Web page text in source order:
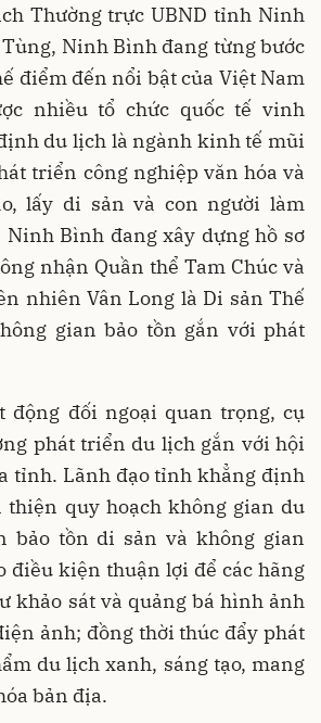
Thường trực UBND tỉnh Ninh
Ninh Bình đang từng bước
điểm đến nổi bật của Việt Nam
nhiều tổ chức quốc tế vinh
du lịch là ngành kinh tế mũi
triển công nghiệp văn hóa và
lấy di sản và con người làm
Bình đang xây dựng hồ sơ
nhận Quần thể Tam Chúc và
nhiên Vân Long là Di sản Thế
gian bảo tồn gắn với phát
động đối ngoại quan trọng, cụ
phát triển du lịch gắn với hội
tỉnh. Lãnh đạo tỉnh khẳng định
thiện quy hoạch không gian du
bảo tồn di sản và không gian
điều kiện thuận lợi để các hãng
khảo sát và quảng bá hình ảnh
ảnh; đồng thời thúc đẩy phát
du lịch xanh, sáng tạo, mang
bản địa.